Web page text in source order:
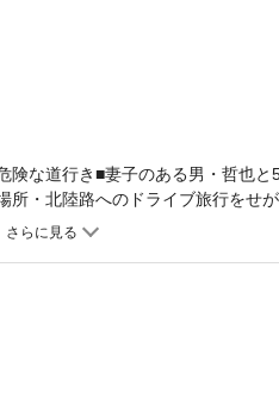
な道行き■妻子のある男・哲也と
・北陸路へのドライブ旅行をせ
どこかで適当な理由をつけて帰ら
女。高速道路を疾駆する車中で